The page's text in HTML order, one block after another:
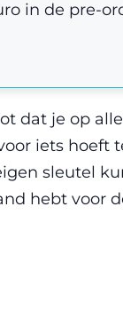
in de pre-
dat je op
iets hoeft
sleutel
hebt voor